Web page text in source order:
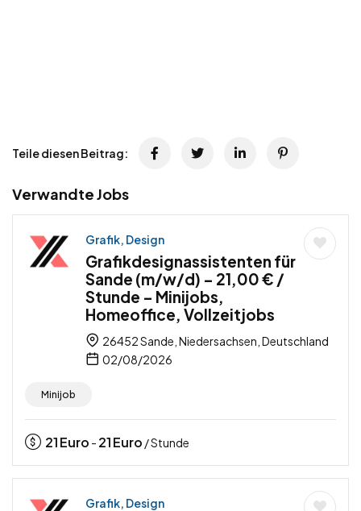
Teile diesen Beitrag:
Verwandte Jobs
Grafik, Design
Grafikdesignassistenten für
Sande (m/w/d) – 21,00 € /
Stunde – Minijobs,
Homeoffice, Vollzeitjobs
26452 Sande, Niedersachsen, Deutschland
02/08/2026
Minijob
21Euro - 21Euro / Stunde
Grafik, Design